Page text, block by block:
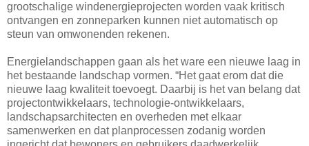
grootschalige windenergieprojecten worden vaak kritisch
ontvangen en zonneparken kunnen niet automatisch op
steun van omwonenden rekenen.
Energielandschappen gaan als het ware een nieuwe laag in
het bestaande landschap vormen. “Het gaat erom dat die
nieuwe laag kwaliteit toevoegt. Daarbij is het van belang dat
projectontwikkelaars, technologie-ontwikkelaars,
landschapsarchitecten en overheden met elkaar
samenwerken en dat planprocessen zodanig worden